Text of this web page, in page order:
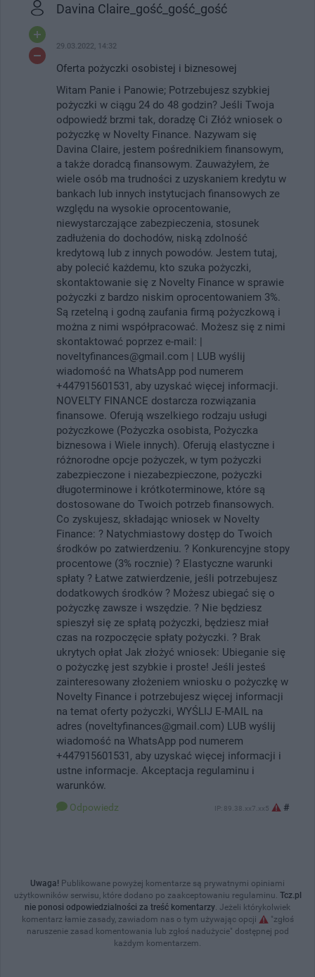
Davina Claire_gość_gość_gość
29.03.2022, 14:32
Oferta pożyczki osobistej i biznesowej
Witam Panie i Panowie; Potrzebujesz szybkiej
pożyczki w ciągu 24 do 48 godzin? Jeśli Twoja
odpowiedź brzmi tak, doradzę Ci Złóż wniosek o
pożyczkę w Novelty Finance. Nazywam się
Davina Claire, jestem pośrednikiem finansowym,
a także doradcą finansowym. Zauważyłem, że
wiele osób ma trudności z uzyskaniem kredytu w
bankach lub innych instytucjach finansowych ze
względu na wysokie oprocentowanie,
niewystarczające zabezpieczenia, stosunek
zadłużenia do dochodów, niską zdolność
kredytową lub z innych powodów. Jestem tutaj,
aby polecić każdemu, kto szuka pożyczki,
skontaktowanie się z Novelty Finance w sprawie
pożyczki z bardzo niskim oprocentowaniem 3%.
Są rzetelną i godną zaufania firmą pożyczkową i
można z nimi współpracować. Możesz się z nimi
skontaktować poprzez e-mail: |
noveltyfinances@gmail.com | LUB wyślij
wiadomość na WhatsApp pod numerem
+447915601531, aby uzyskać więcej informacji.
NOVELTY FINANCE dostarcza rozwiązania
finansowe. Oferują wszelkiego rodzaju usługi
pożyczkowe (Pożyczka osobista, Pożyczka
biznesowa i Wiele innych). Oferują elastyczne i
różnorodne opcje pożyczek, w tym pożyczki
zabezpieczone i niezabezpieczone, pożyczki
długoterminowe i krótkoterminowe, które są
dostosowane do Twoich potrzeb finansowych.
Co zyskujesz, składając wniosek w Novelty
Finance: ? Natychmiastowy dostęp do Twoich
środków po zatwierdzeniu. ? Konkurencyjne stopy
procentowe (3% rocznie) ? Elastyczne warunki
spłaty ? Łatwe zatwierdzenie, jeśli potrzebujesz
dodatkowych środków ? Możesz ubiegać się o
pożyczkę zawsze i wszędzie. ? Nie będziesz
spieszył się ze spłatą pożyczki, będziesz miał
czas na rozpoczęcie spłaty pożyczki. ? Brak
ukrytych opłat Jak złożyć wniosek: Ubieganie się
o pożyczkę jest szybkie i proste! Jeśli jesteś
zainteresowany złożeniem wniosku o pożyczkę w
Novelty Finance i potrzebujesz więcej informacji
na temat oferty pożyczki, WYŚLIJ E-MAIL na
adres (noveltyfinances@gmail.com) LUB wyślij
wiadomość na WhatsApp pod numerem
+447915601531, aby uzyskać więcej informacji i
ustne informacje. Akceptacja regulaminu i
warunków.
Odpowiedz IP: 89.38.xx7.xx5 #
Uwaga! Publikowane powyżej komentarze są prywatnymi opiniami
użytkowników serwisu, które dodano po zaakceptowaniu regulaminu. Tcz.pl
nie ponosi odpowiedzialności za treść komentarzy. Jeżeli którykolwiek
komentarz łamie zasady, zawiadom nas o tym używając opcji
"zgłoś
naruszenie zasad komentowania lub zgłoś nadużycie" dostępnej pod
każdym komentarzem.